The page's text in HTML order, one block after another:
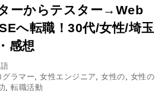
ーからテスター→Web
へ転職！30代/女性/埼玉
感想
グラマー,女性エンジニア,女性の, 女性の
,転職活動